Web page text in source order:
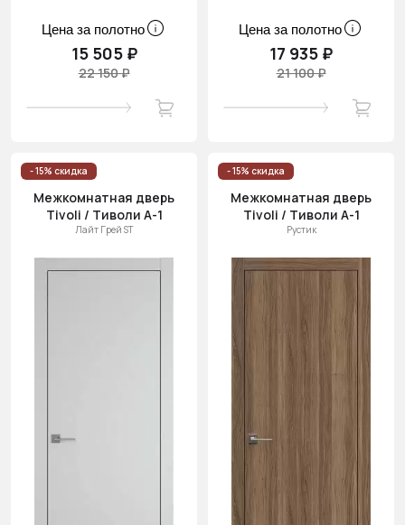
Цена за полотно
15 505 ₽
22 150 ₽
Цена за полотно
17 935 ₽
21 100 ₽
- 15% скидка
Межкомнатная дверь
Tivoli / Тиволи А-1
Лайт Грей ST
- 15% скидка
Межкомнатная дверь
Tivoli / Тиволи А-1
Рустик